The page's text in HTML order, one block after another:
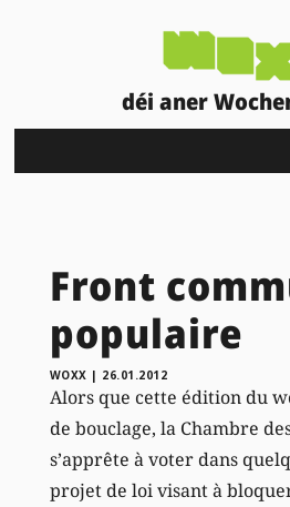
déi aner
Front
populaire
WOXX | 26.01.2012
Alors que cette édition du
de bouclage, la Chambre
s’apprête à voter dans
projet de loi visant à